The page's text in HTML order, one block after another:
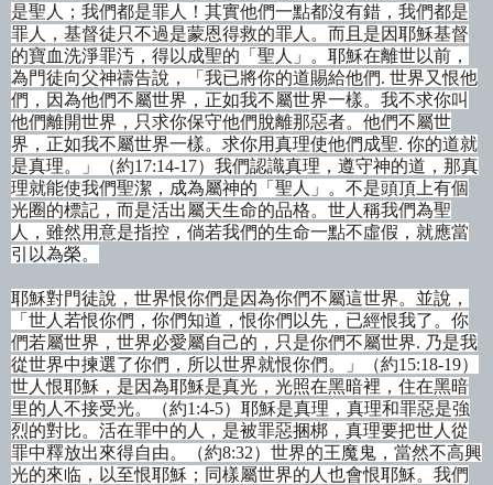
是聖人；我們都是罪人！其實他們一點都沒有錯，我們都是
罪人，基督徒只不過是蒙恩得救的罪人。而且是因耶穌基督
的寶血洗淨罪汚，得以成聖的「聖人」。耶穌在離世以前，
為門徒向父神禱告說， 「我已將你的道賜給他們. 世界又恨他
們，因為他們不屬世界，正如我不屬世界一樣。我不求你叫
他們離開世界，只求你保守他們脫離那惡者。他們不屬世
界，正如我不屬世界一樣。求你用真理使他們成聖. 你的道就
是真理。」（約17:14-17）我們認識真理，遵守神的道，那真
理就能使我們聖潔，成為屬神的「聖人」。不是頭頂上有個
光圈的標記，而是活出屬天生命的品格。世人稱我們為聖
人，雖然用意是指控，倘若我們的生命一點不虛假，就應當
引以為榮。
耶穌對門徒說，世界恨你們是因為你們不屬這世界。並說，
「世人若恨你們，你們知道，恨你們以先，已經恨我了。你
們若屬世界，世界必愛屬自己的，只是你們不屬世界. 乃是我
從世界中揀選了你們，所以世界就恨你們。」（約15:18-19）
世人恨耶穌，是因為耶穌是真光，光照在黑暗裡，住在黑暗
里的人不接受光。（約1:4-5）耶穌是真理，真理和罪惡是強
烈的對比。活在罪中的人，是被罪惡捆梆，真理要把世人從
罪中釋放出來得自由。
（約8:32）世界的王魔鬼，當然不高興
光的來临，以至恨耶穌；同樣屬世界的人也會恨耶穌。我們